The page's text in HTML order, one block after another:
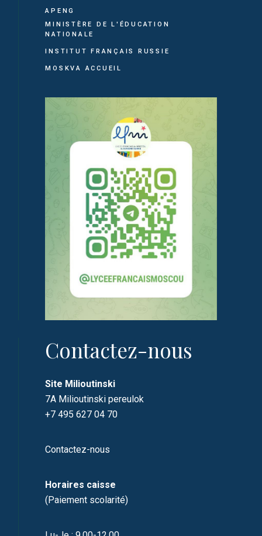
APENG
MINISTÈRE DE L'ÉDUCATION
NATIONALE
INSTITUT FRANÇAIS RUSSIE
MOSKVA ACCUEIL
Contactez-nous
Site Milioutinski
7A Milioutinski pereulok
+7 495 627 04 70
Contactez-nous
Horaires caisse
(Paiement scolarité)